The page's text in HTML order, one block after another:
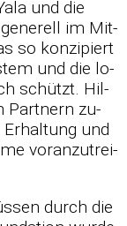
und die
im Mit­
so kon­zi­piert
und die lo­
schützt. Hil­
Part­nern zu­
und
vor­an­zu­trei­
durch die